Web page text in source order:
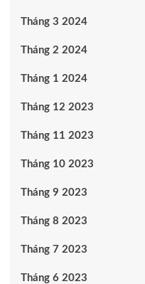
Tháng 3 2024
Tháng 2 2024
Tháng 1 2024
Tháng 12 2023
Tháng 11 2023
Tháng 10 2023
Tháng 9 2023
Tháng 8 2023
Tháng 7 2023
Tháng 6 2023